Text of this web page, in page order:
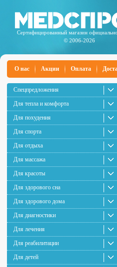
Сертифицированный магазин
© 2006-2026
О нас Акции Оплата
Спецпредложения
Для тепла и комфорта
Для похудения
Для спорта
Для отдыха
Для массажа
Для красоты
Для здорового сна
Для здорового дома
Для диагностики
Для лечения
Для реабилитации
Для детей